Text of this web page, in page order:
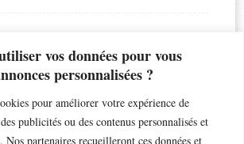
vos données pour vous
personnalisées ?
pour améliorer votre expérience de
publicités ou des contenus personnalisés et
partenaires recueilleront ces données et
astuces bapteme beauté
cadeau chaleur chambre chocolat
enfant